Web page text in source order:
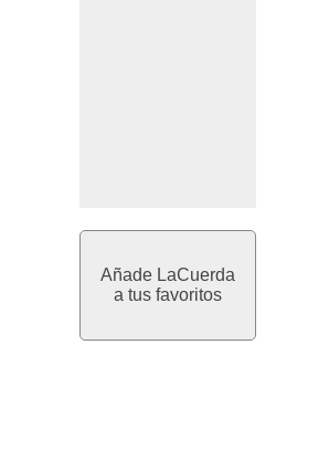
Añade LaCuerda
a tus favoritos